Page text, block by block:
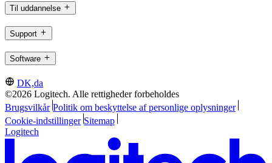
Til uddannelse
Support
Software
DK,da
©2026 Logitech. Alle rettigheder forbeholdes
Brugsvilkår Politik om beskyttelse af personlige oplysninger
Cookie-indstillinger Sitemap
Logitech